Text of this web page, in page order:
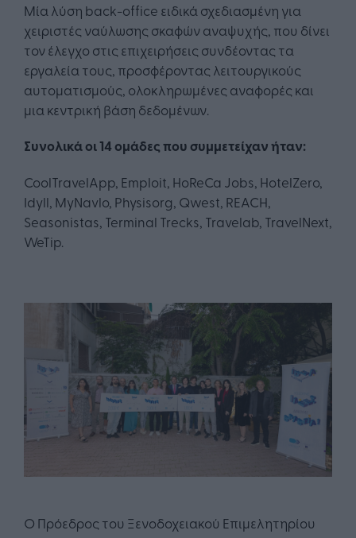
Μία λύση back-office ειδικά σχεδιασμένη για
χειριστές ναύλωσης σκαφών αναψυχής, που δίνει
τον έλεγχο στις επιχειρήσεις συνδέοντας τα
εργαλεία τους, προσφέροντας λειτουργικούς
αυτοματισμούς, ολοκληρωμένες αναφορές και
μια κεντρική βάση δεδομένων.
Συνολικά οι 14 ομάδες που συμμετείχαν ήταν:
CoolTravelApp, Emploit, HoReCa Jobs, HotelZero,
Idyll, MyNavlo, Physisorg, Qwest, REACH,
Seasonistas, Terminal Trecks, Travelab, TravelNext,
WeTip.
O Πρόεδρος του Ξενοδοχειακού Επιμελητηρίου